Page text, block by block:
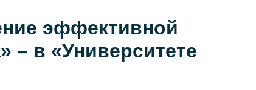
эффективной
– в «Университете